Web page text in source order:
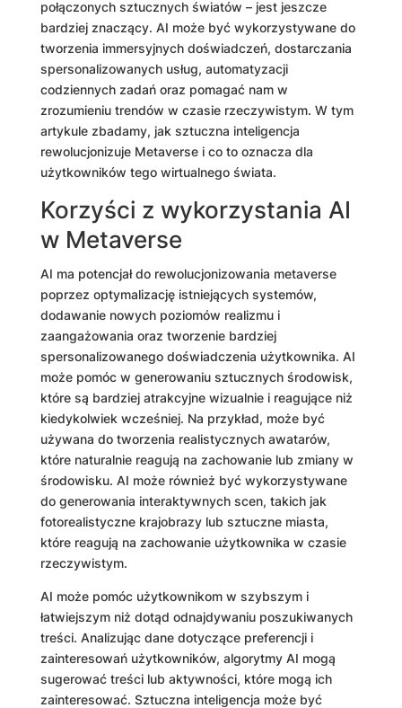
połączonych sztucznych światów – jest jeszcze
bardziej znaczący. AI może być wykorzystywane do
tworzenia immersyjnych doświadczeń, dostarczania
spersonalizowanych usług, automatyzacji
codziennych zadań oraz pomagać nam w
zrozumieniu trendów w czasie rzeczywistym. W tym
artykule zbadamy, jak sztuczna inteligencja
rewolucjonizuje Metaverse i co to oznacza dla
użytkowników tego wirtualnego świata.
Korzyści z wykorzystania AI
w Metaverse
AI ma potencjał do rewolucjonizowania metaverse
poprzez optymalizację istniejących systemów,
dodawanie nowych poziomów realizmu i
zaangażowania oraz tworzenie bardziej
spersonalizowanego doświadczenia użytkownika. AI
może pomóc w generowaniu sztucznych środowisk,
które są bardziej atrakcyjne wizualnie i reagujące niż
kiedykolwiek wcześniej. Na przykład, może być
używana do tworzenia realistycznych awatarów,
które naturalnie reagują na zachowanie lub zmiany w
środowisku. AI może również być wykorzystywane
do generowania interaktywnych scen, takich jak
fotorealistyczne krajobrazy lub sztuczne miasta,
które reagują na zachowanie użytkownika w czasie
rzeczywistym.
AI może pomóc użytkownikom w szybszym i
łatwiejszym niż dotąd odnajdywaniu poszukiwanych
treści. Analizując dane dotyczące preferencji i
zainteresowań użytkowników, algorytmy AI mogą
sugerować treści lub aktywności, które mogą ich
zainteresować. Sztuczna inteligencja może być